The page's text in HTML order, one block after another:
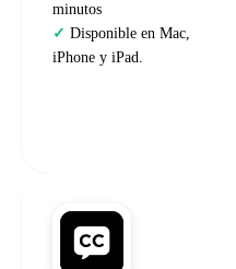
minutos
Disponible en Mac,
iPhone y iPad.